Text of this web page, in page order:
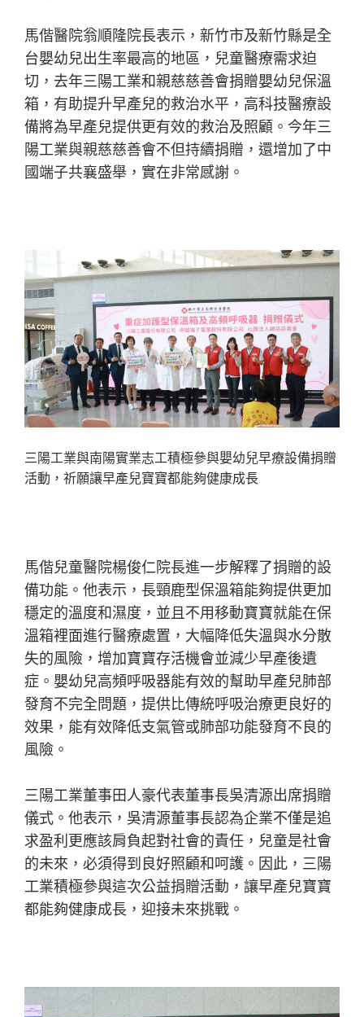
馬偕醫院翁順隆院長表示，新竹市及新竹縣是全
台嬰幼兒出生率最高的地區，兒童醫療需求迫
切，去年三陽工業和親慈慈善會捐贈嬰幼兒保溫
箱，有助提升早產兒的救治水平，高科技醫療設
備將為早產兒提供更有效的救治及照顧。今年三
陽工業與親慈慈善會不但持續捐贈，還增加了中
國端子共襄盛舉，實在非常感謝。
三陽工業與南陽實業志工積極參與嬰幼兒早療設備捐贈
活動，祈願讓早產兒寶寶都能夠健康成長
馬偕兒童醫院楊俊仁院長進一步解釋了捐贈的設
備功能。他表示，長頸鹿型保溫箱能夠提供更加
穩定的溫度和濕度，並且不用移動寶寶就能在保
溫箱裡面進行醫療處置，大幅降低失溫與水分散
失的風險，增加寶寶存活機會並減少早產後遺
症。嬰幼兒高頻呼吸器能有效的幫助早產兒肺部
發育不完全問題，提供比傳統呼吸治療更良好的
效果，能有效降低支氣管或肺部功能發育不良的
風險。
三陽工業董事田人豪代表董事長吳清源出席捐贈
儀式。他表示，吳清源董事長認為企業不僅是追
求盈利更應該肩負起對社會的責任，兒童是社會
的未來，必須得到良好照顧和呵護。因此，三陽
工業積極參與這次公益捐贈活動，讓早產兒寶寶
都能夠健康成長，迎接未來挑戰。